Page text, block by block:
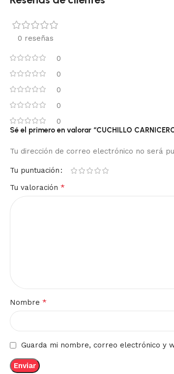
0 reseñas
0
0
0
0
0
Sé el primero en valorar “CUCHILLO
Tu dirección de correo electrónico no será
Tu puntuación
Tu valoración *
Nombre *
Guarda mi nombre, correo electrónico y